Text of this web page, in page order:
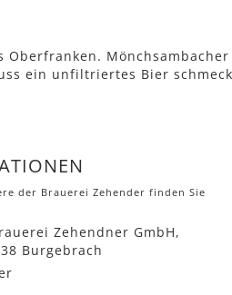
Oberfranken. Mönchsambacher
ein unfiltriertes Bier
der Brauerei Zehender finden Sie
Zehendner GmbH,
Burgebrach